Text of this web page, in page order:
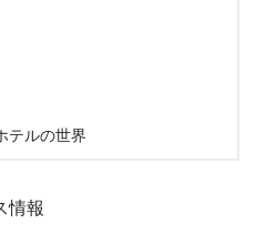
テルの世界
情報